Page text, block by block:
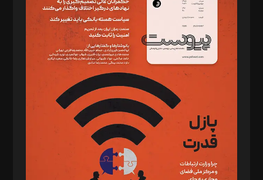
دبیر تحریریه: میثم قاسمی
د‌بیر ناداستان: سمانه سمیع
د‌بیر خدمت و تجارت: ابوالفضل رجبی
د‌بیر حقوق فناوری: حسام‌الدین ایپکچی
د‌بیر پیوست جهان: مینا پاکدل
د‌بیر تحریریه آنلاین: بابک نقاش
تحریریه‌: مجتبی محمود‌ی، آرش برهمند، یسنا امان‌پور، سروش کرمیان،
مصطفی مسجدی آرانی، ابوالفضل رجبی، زهرا فکرانه، فائزه فتحی
رستمی،مصطفی باستان
ویرایش: نگار استاد‌‌آقا
طراح یونیفرم: مجید توکلی